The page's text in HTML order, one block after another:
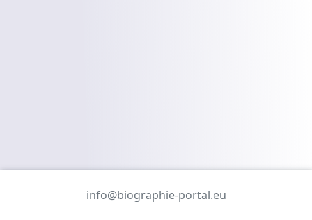
info@biographie-portal.eu